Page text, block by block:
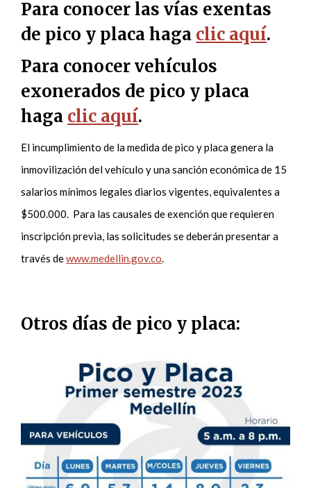
Para conocer las vías exentas
de pico y placa haga clic aquí.
Para conocer vehículos
exonerados de pico y placa
haga clic aquí.
El incumplimiento de la medida de pico y placa genera la
inmovilización del vehículo y una sanción económica de 15
salarios mínimos legales diarios vigentes, equivalentes a
$500.000. Para las causales de exención que requieren
inscripción previa, las solicitudes se deberán presentar a
través dewww.medellin.gov.co.
Otros días de pico y placa: